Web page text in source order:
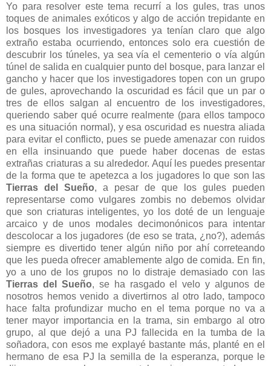
Yo para resolver este tema recurrí a los gules, tras unos
toques de animales exóticos y algo de acción trepidante en
los bosques los investigadores ya tenían claro que algo
extraño estaba ocurriendo, entonces solo era cuestión de
descubrir los túneles, ya sea vía el cementerio o vía algún
túnel de salida en cualquier punto del bosque, para lanzar el
gancho y hacer que los investigadores topen con un grupo
de gules, aprovechando la oscuridad es fácil que un par o
tres de ellos salgan al encuentro de los investigadores,
queriendo saber qué ocurre realmente (para ellos tampoco
es una situación normal), y esa oscuridad es nuestra aliada
para evitar el conflicto, pues se puede amenazar con ruidos
en ella insinuando que puede haber docenas de estas
extrañas criaturas a su alrededor. Aquí les puedes presentar
de la forma que te apetezca a los jugadores lo que son las
Tierras del Sueño, a pesar de que los gules pueden
representarse como vulgares zombis no debemos olvidar
que son criaturas inteligentes, yo los doté de un lenguaje
arcaico y de unos modales decimonónicos para intentar
descolocar a los jugadores (de eso se trata, ¿no?), además
siempre es divertido tener algún niño por ahí correteando
que les pueda ofrecer amablemente algo de comida. En fin,
yo a uno de los grupos no lo distraje demasiado con las
Tierras del Sueño, se ha rasgado el velo y algunos de
nosotros hemos venido a divertirnos al otro lado, tampoco
hace falta profundizar mucho en el tema porque no va a
tener mayor importancia en la trama, sin embargo al otro
grupo, al que dejó a una PJ fallecida en la tumba de la
soñadora, con esos me explayé bastante más, planté en el
hermano de esa PJ la semilla de la esperanza, porque le